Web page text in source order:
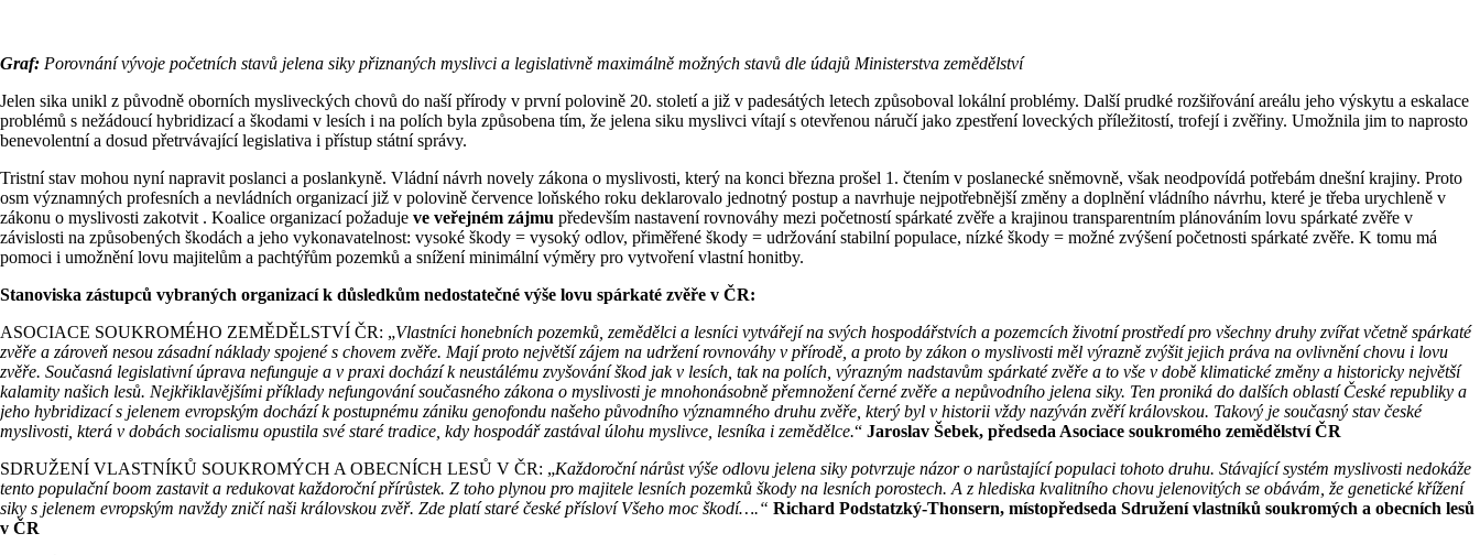
Graf: Porovnání vývoje početních stavů jelena siky přiznaných myslivci a legislativně maximálně možných stavů dle údajů Ministerstva zemědělství
Jelen sika unikl z původně oborních mysliveckých chovů do naší přírody v první polovině 20. století a již v padesátých letech způsoboval lokální problémy. Další prudké rozšiřování areálu jeho výskytu a eskalace
problémů s nežádoucí hybridizací a škodami v lesích i na polích byla způsobena tím, že jelena siku myslivci vítají s otevřenou náručí jako zpestření loveckých příležitostí, trofejí i zvěřiny. Umožnila jim to naprosto
benevolentní a dosud přetrvávající legislativa i přístup státní správy.
Tristní stav mohou nyní napravit poslanci a poslankyně. Vládní návrh novely zákona o myslivosti, který na konci března prošel 1. čtením v poslanecké sněmovně, však neodpovídá potřebám dnešní krajiny. Proto
osm významných profesních a nevládních organizací již v polovině července loňského roku deklarovalo jednotný postup a navrhuje nejpotřebnější změny a doplnění vládního návrhu, které je třeba urychleně v
zákonu o myslivosti zakotvit . Koalice organizací požaduje ve veřejném zájmu především nastavení rovnováhy mezi početností spárkaté zvěře a krajinou transparentním plánováním lovu spárkaté zvěře v
závislosti na způsobených škodách a jeho vykonavatelnost: vysoké škody = vysoký odlov, přiměřené škody = udržování stabilní populace, nízké škody = možné zvýšení početnosti spárkaté zvěře. K tomu má
pomoci i umožnění lovu majitelům a pachtýřům pozemků a snížení minimální výměry pro vytvoření vlastní honitby.
Stanoviska zástupců vybraných organizací k důsledkům nedostatečné výše lovu spárkaté zvěře v ČR:
ASOCIACE SOUKROMÉHO ZEMĚDĚLSTVÍ ČR: „Vlastníci honebních pozemků, zemědělci a lesníci vytvářejí na svých hospodářstvích a pozemcích životní prostředí pro všechny druhy zvířat včetně spárkaté
zvěře a zároveň nesou zásadní náklady spojené s chovem zvěře. Mají proto největší zájem na udržení rovnováhy v přírodě, a proto by zákon o myslivosti měl výrazně zvýšit jejich práva na ovlivnění chovu i lovu
zvěře. Současná legislativní úprava nefunguje a v praxi dochází k neustálému zvyšování škod jak v lesích, tak na polích, výrazným nadstavům spárkaté zvěře a to vše v době klimatické změny a historicky největší
kalamity našich lesů. Nejkřiklavějšími příklady nefungování současného zákona o myslivosti je mnohonásobně přemnožení černé zvěře a nepůvodního jelena siky. Ten proniká do dalších oblastí České republiky a
jeho hybridizací s jelenem evropským dochází k postupnému zániku genofondu našeho původního významného druhu zvěře, který byl v historii vždy nazýván zvěří královskou. Takový je současný stav české
myslivosti, která v dobách socialismu opustila své staré tradice, kdy hospodář zastával úlohu myslivce, lesníka i zemědělce.“ Jaroslav Šebek, předseda Asociace soukromého zemědělství ČR
SDRUŽENÍ VLASTNÍKŮ SOUKROMÝCH A OBECNÍCH LESŮ V ČR: „Každoroční nárůst výše odlovu jelena siky potvrzuje názor o narůstající populaci tohoto druhu. Stávající systém myslivosti nedokáže
tento populační boom zastavit a redukovat každoroční přírůstek. Z toho plynou pro majitele lesních pozemků škody na lesních porostech. A z hlediska kvalitního chovu jelenovitých se obávám, že genetické křížení
siky s jelenem evropským navždy zničí naši královskou zvěř. Zde platí staré české přísloví Všeho moc škodí….“ Richard Podstatzký-Thonsern, místopředseda Sdružení vlastníků soukromých a obecních lesů
v ČR